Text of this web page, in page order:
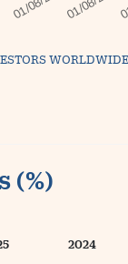
(%)
2024